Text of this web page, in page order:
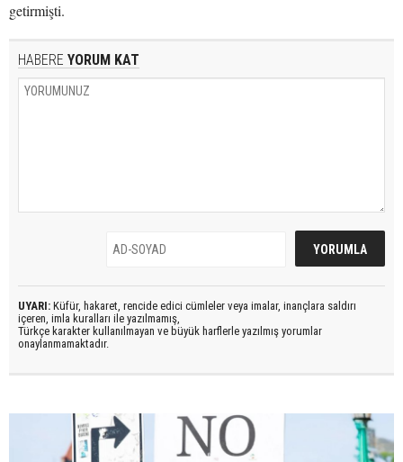
getirmişti.
HABERE YORUM KAT
UYARI: Küfür, hakaret, rencide edici cümleler veya imalar, inançlara saldırı
içeren, imla kuralları ile yazılmamış,
Türkçe karakter kullanılmayan ve büyük harflerle yazılmış yorumlar
onaylanmamaktadır.